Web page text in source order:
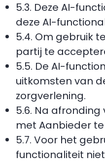
5.3. Deze AI-
deze AI-
5.4. Om gebruik
partij te
5.5. De AI-
uitkomsten van
zorgverlening.
5.6. Na
met Aanbieder
5.7. Voor het
functionaliteit